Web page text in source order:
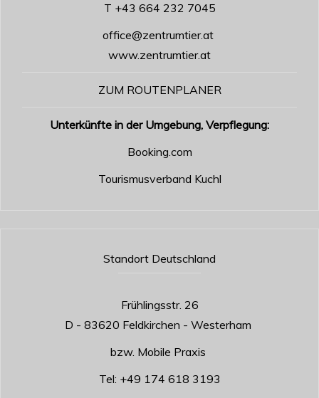
T +43 664 232 7045
office@zentrumtier.at
www.zentrumtier.at
ZUM ROUTENPLANER
Unterkünfte in der Umgebung, Verpflegung:
Booking.com
Tourismusverband Kuchl
Standort Deutschland
Frühlingsstr. 26
D - 83620 Feldkirchen - Westerham
bzw. Mobile Praxis
Tel: +49 174 618 3193